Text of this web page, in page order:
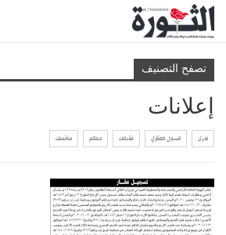
تصفح التصنيف
إعلانات
اخرى السجل العقاري فقدانات محاكم مناقصات